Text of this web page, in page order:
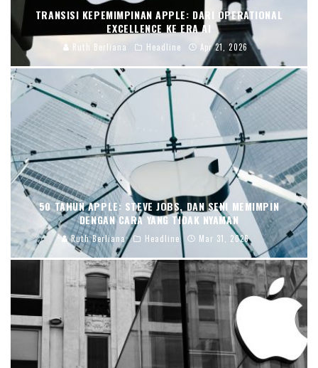
TRANSISI KEPEMIMPINAN APPLE: DARI OPERATIONAL
EXCELLENCE KE ERA AI
Ruth Berliana Headline Apr 21, 2026
50 TAHUN APPLE: STEVE JOBS, DAN SENI MEMIMPIN
DENGAN CARA YANG TIDAK NYAMAN
Ruth Berliana Headline Mar 31, 2026